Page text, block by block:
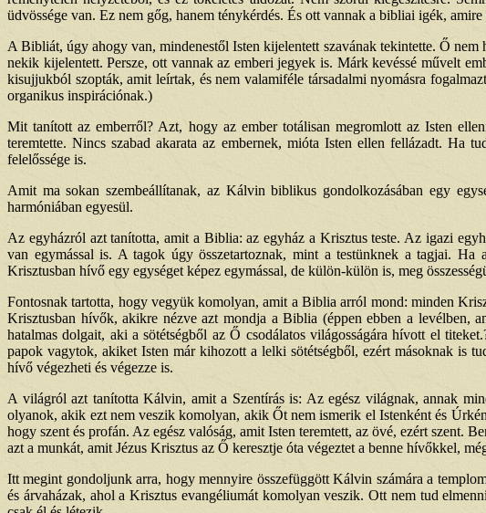
üdvössége van. Ez nem gőg, hanem ténykérdés. És ott vannak a bibliai igék,
A Bibliát, úgy ahogy van, mindenestől Isten kijelentett szavának tekintette. Ő
nekik kijelentett. Persze, ott vannak az emberi jegyek is. Márk kevéssé művelt
kisujjukból szopták, amit leírtak, és nem valamiféle társadalmi nyomásra
organikus inspirációnak.)
Mit tanított az emberről? Azt, hogy az ember totálisan megromlott az Isten
teremtette. Nincs szabad akarata az embernek, mióta Isten ellen fellázadt. Ha
felelőssége is.
Amit ma sokan szembeállítanak, az Kálvin biblikus gondolkozásában egy
harmóniában egyesül.
Az egyházról azt tanította, amit a Biblia: az egyház a Krisztus teste. Az igazi
van egymással is. A tagok úgy összetartoznak, mint a testünknek a tagjai.
Krisztusban hívő egy egységet képez egymással, de külön-külön is, meg
Fontosnak tartotta, hogy vegyük komolyan, amit a Biblia arról mond: minden
Krisztusban hívők, akikre nézve azt mondja a Biblia (éppen ebben a levélben,
hatalmas dolgait, aki a sötétségből az Ő csodálatos világosságára hívott el
papok vagytok, akiket Isten már kihozott a lelki sötétségből, ezért másoknak is
hívő végezheti és végezze is.
A világról azt tanította Kálvin, amit a Szentírás is: Az egész világnak, annak
olyanok, akik ezt nem veszik komolyan, akik Őt nem ismerik el Istenként és
hogy szent és profán. Az egész valóság, amit Isten teremtett, az övé, ezért szent.
azt a munkát, amit Jézus Krisztus az Ő keresztje óta végeztet a benne hívőkkel,
Itt megint gondoljunk arra, hogy mennyire összefüggött Kálvin számára a
és árvaházak, ahol a Krisztus evangéliumát komolyan veszik. Ott nem tud